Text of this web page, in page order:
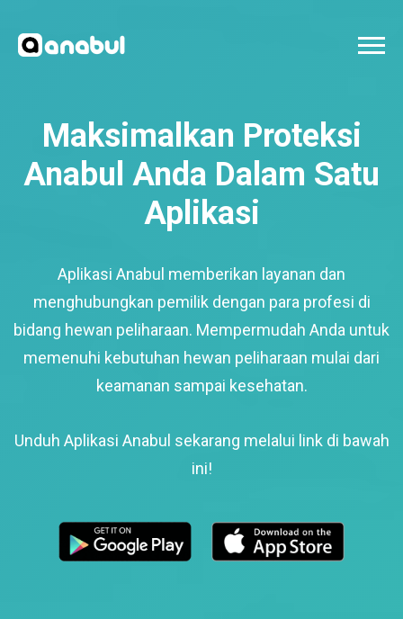
Maksimalkan Proteksi
Anabul Anda Dalam Satu
Aplikasi
Aplikasi Anabul memberikan layanan dan
menghubungkan pemilik dengan para profesi di
bidang hewan peliharaan. Mempermudah Anda untuk
memenuhi kebutuhan hewan peliharaan mulai dari
keamanan sampai kesehatan.
Unduh Aplikasi Anabul sekarang melalui link di bawah
ini!